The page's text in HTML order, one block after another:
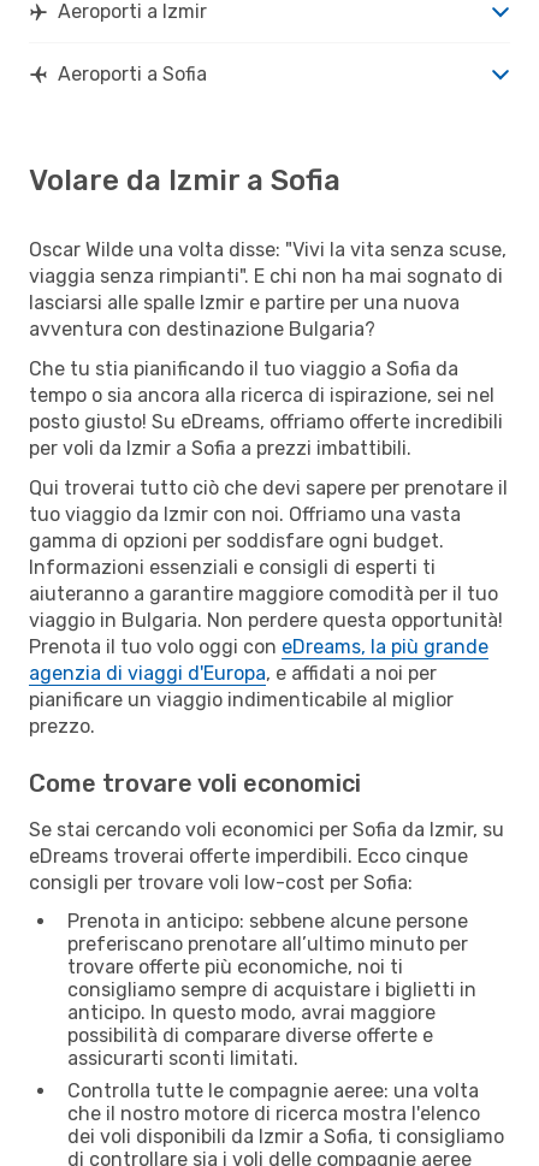
Aeroporti a Izmir
Aeroporti a Sofia
Volare da Izmir a Sofia
Oscar Wilde una volta disse: "Vivi la vita senza scuse,
viaggia senza rimpianti". E chi non ha mai sognato di
lasciarsi alle spalle Izmir e partire per una nuova
avventura con destinazione Bulgaria?
Che tu stia pianificando il tuo viaggio a Sofia da
tempo o sia ancora alla ricerca di ispirazione, sei nel
posto giusto! Su eDreams, offriamo offerte incredibili
per voli da Izmir a Sofia a prezzi imbattibili.
Qui troverai tutto ciò che devi sapere per prenotare il
tuo viaggio da Izmir con noi. Offriamo una vasta
gamma di opzioni per soddisfare ogni budget.
Informazioni essenziali e consigli di esperti ti
aiuteranno a garantire maggiore comodità per il tuo
viaggio in Bulgaria. Non perdere questa opportunità!
Prenota il tuo volo oggi con eDreams, la più grande
agenzia di viaggi d'Europa, e affidati a noi per
pianificare un viaggio indimenticabile al miglior
prezzo.
Come trovare voli economici
Se stai cercando voli economici per Sofia da Izmir, su
eDreams troverai offerte imperdibili. Ecco cinque
consigli per trovare voli low-cost per Sofia:
Prenota in anticipo: sebbene alcune persone
preferiscano prenotare all’ultimo minuto per
trovare offerte più economiche, noi ti
consigliamo sempre di acquistare i biglietti in
anticipo. In questo modo, avrai maggiore
possibilità di comparare diverse offerte e
assicurarti sconti limitati.
Controlla tutte le compagnie aeree: una volta
che il nostro motore di ricerca mostra l'elenco
dei voli disponibili da Izmir a Sofia, ti consigliamo
di controllare sia i voli delle compagnie aeree